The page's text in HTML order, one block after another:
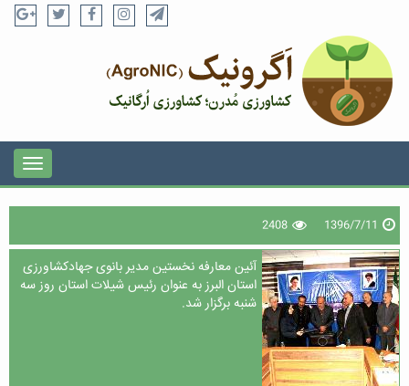
1396/7/11
2408
آئین معارفه نخستین مدیر بانوی جهادکشاورزی
استان البرز به عنوان رئیس شیلات استان روز سه
شنبه برگزار شد.